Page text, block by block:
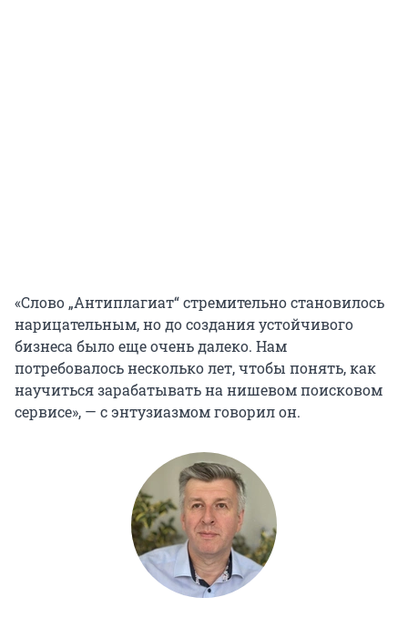
«Слово „Антиплагиат“ стремительно становилось
нарицательным, но до создания устойчивого
бизнеса было еще очень далеко. Нам
потребовалось несколько лет, чтобы понять, как
научиться зарабатывать на нишевом поисковом
сервисе», — с энтузиазмом говорил он.